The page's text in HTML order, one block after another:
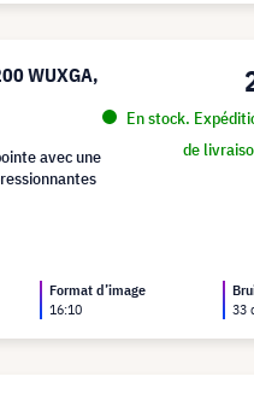
WUXGA,
En stock.
de
avec une
Format d’image
16:10
33